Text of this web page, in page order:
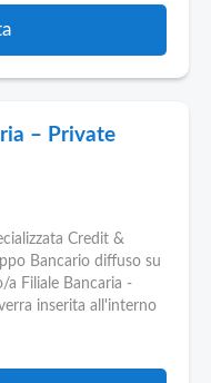
– Private
Credit &
Bancario diffuso su
Filiale Bancaria -
inserita all'interno